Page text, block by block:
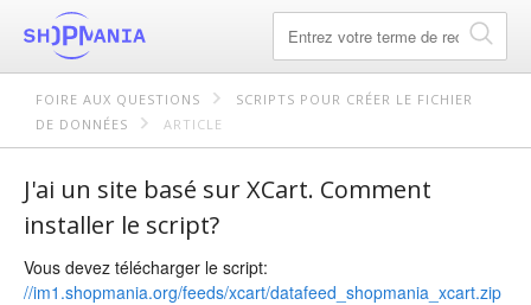
FOIRE AUX QUESTIONS
SCRIPTS POUR CRÉER LE FICHIER
DE DONNÉES
ARTICLE
J'ai un site basé sur XCart. Comment
installer le script?
Vous devez télécharger le script:
//im1.shopmania.org/feeds/xcart/datafeed_shopmania_xcart.zip